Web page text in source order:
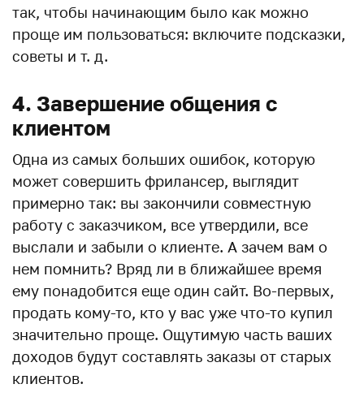
так, чтобы начинающим было как можно
проще им пользоваться: включите подсказки,
советы и т. д.
4. Завершение общения с
клиентом
Одна из самых больших ошибок, которую
может совершить фрилансер, выглядит
примерно так: вы закончили совместную
работу с заказчиком, все утвердили, все
выслали и забыли о клиенте. А зачем вам о
нем помнить? Вряд ли в ближайшее время
ему понадобится еще один сайт. Во-первых,
продать кому-то, кто у вас уже что-то купил
значительно проще. Ощутимую часть ваших
доходов будут составлять заказы от старых
клиентов.